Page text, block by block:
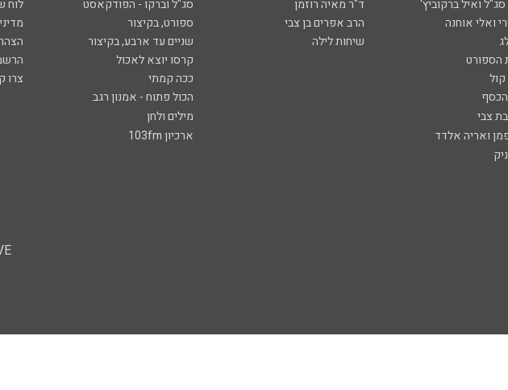
ואיל ברקוביץ'
ד"ר מאיה רוזמן סג"ל וברקו - הפודקאסט
לוח
ואלי אוחנה
הרב אפרים בן צבי ספורט, בקיצור
שיחות לילה שניים עד ארבע, בקיצור
הספורט
קרסו יוצא לאכול
ככה קמתי
צרו
הכול פתוח - אמנון רגב
צבי
מילים ולחן
ואריה אלדד
ארכיון 103fm